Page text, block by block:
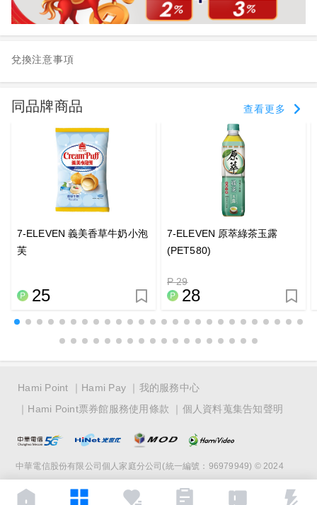
兌換注意事項
同品牌商品 查看更多
7-ELEVEN 義美香草牛奶小泡
芙
25
7-ELEVEN 原萃綠茶玉露
(PET580)
P 29
28
Hami Point Hami Pay
我的服務中心
Hami Point票券館服務使用條款
個人資料蒐集告知聲明
中華電信股份有限公司個人家庭分公司(統一編號：96979949) © 2024